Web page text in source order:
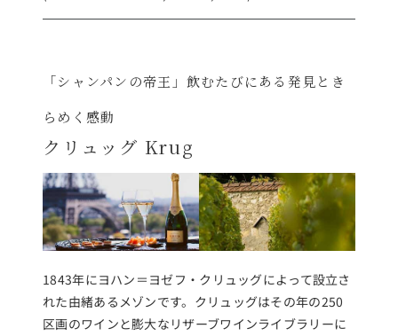
「シャンパンの帝王」飲むたびにある発見とき
らめく感動
クリュッグ Krug
1843年にヨハン＝ヨゼフ・クリュッグによって設立さ
れた由緒あるメゾンです。クリュッグはその年の250
区画のワインと膨大なリザーブワインライブラリーに